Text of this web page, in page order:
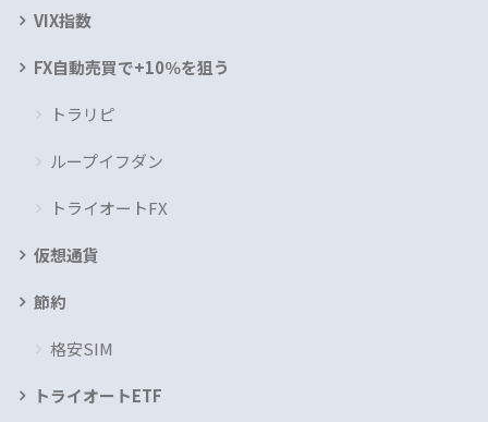
VIX指数
FX自動売買で+10％を狙う
トラリピ
ループイフダン
トライオートFX
仮想通貨
節約
格安SIM
トライオートETF